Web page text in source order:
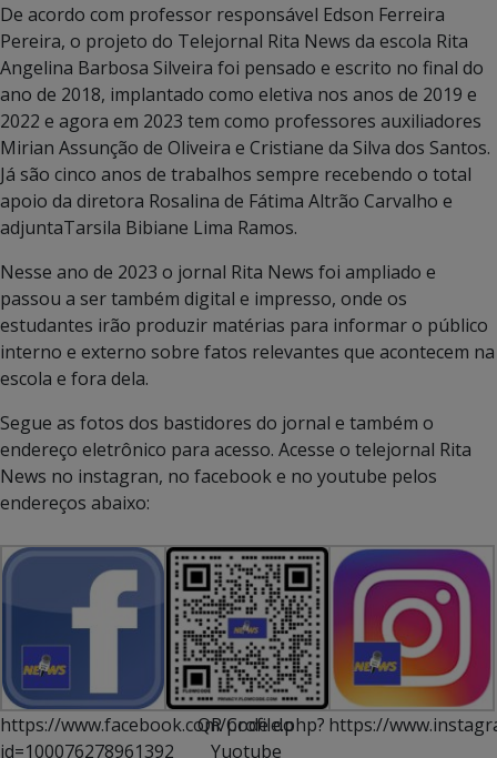
De acordo com professor responsável Edson Ferreira
Pereira, o projeto do Telejornal Rita News da escola Rita
Angelina Barbosa Silveira foi pensado e escrito no final do
ano de 2018, implantado como eletiva nos anos de 2019 e
2022 e agora em 2023 tem como professores auxiliadores
Mirian Assunção de Oliveira e Cristiane da Silva dos Santos.
Já são cinco anos de trabalhos sempre recebendo o total
apoio da diretora Rosalina de Fátima Altrão Carvalho e
adjuntaTarsila Bibiane Lima Ramos.
Nesse ano de 2023 o jornal Rita News foi ampliado e
passou a ser também digital e impresso, onde os
estudantes irão produzir matérias para informar o público
interno e externo sobre fatos relevantes que acontecem na
escola e fora dela.
Segue as fotos dos bastidores do jornal e também o
endereço eletrônico para acesso. Acesse o telejornal Rita
News no instagran, no facebook e no youtube pelos
endereços abaixo:
https://www.facebook.com/profile.php?
id=100076278961392
QR Code do
Yuotube
https://